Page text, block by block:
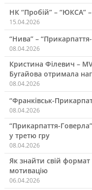
НК “Пробій” – “ЮКСА”
15.04.2026
“Нива” –
08.04.2026
Кристина Філевич –
Бугайова отримала
08.04.2026
“Франківськ-
08.04.2026
“Прикарпаття-
у третю гру
08.04.2026
Як знайти свій формат
мотивацію
06.04.2026